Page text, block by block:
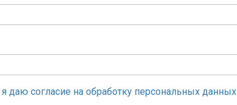
я даю согласие на обработку персональных данных